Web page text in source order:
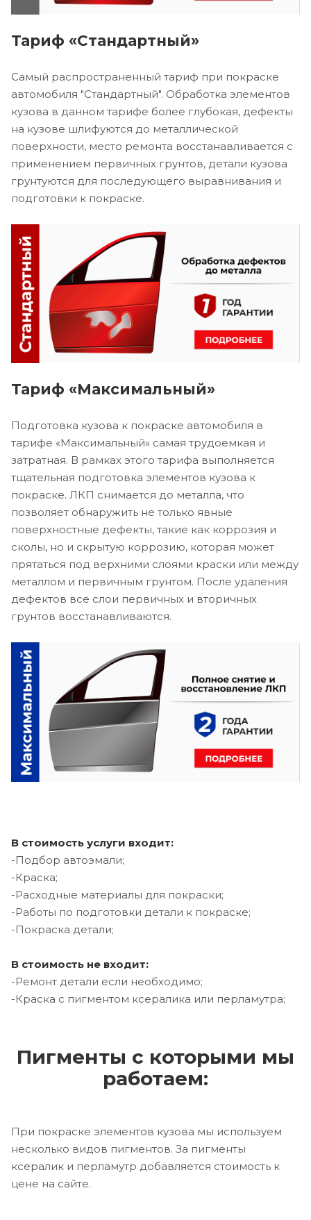
Тариф «Стандартный»
Самый распространенный тариф при покраске
автомобиля "Стандартный". Обработка элементов
кузова в данном тарифе более глубокая, дефекты
на кузове шлифуются до металлической
поверхности, место ремонта восстанавливается с
применением первичных грунтов, детали кузова
грунтуются для последующего выравнивания и
подготовки к покраске.
Тариф «Максимальный»
Подготовка кузова к покраске автомобиля в
тарифе «Максимальный» самая трудоемкая и
затратная. В рамках этого тарифа выполняется
тщательная подготовка элементов кузова к
покраске. ЛКП снимается до металла, что
позволяет обнаружить не только явные
поверхностные дефекты, такие как коррозия и
сколы, но и скрытую коррозию, которая может
прятаться под верхними слоями краски или между
металлом и первичным грунтом. После удаления
дефектов все слои первичных и вторичных
грунтов восстанавливаются.
В стоимость услуги входит:
-Подбор автоэмали;
-Краска;
-Расходные материалы для покраски;
-Работы по подготовки детали к покраске;
-Покраска детали;
В стоимость не входит:
-Ремонт детали если необходимо;
-Краска с пигментом ксералика или перламутра;
Пигменты с которыми мы
работаем:
При покраске элементов кузова мы используем
несколько видов пигментов. За пигменты
ксералик и перламутр добавляется стоимость к
цене на сайте.